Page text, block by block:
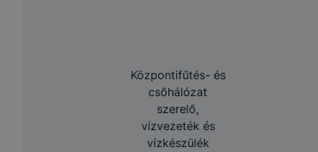
Központifűtés- és
csőhálózat
szerelő,
vízvezeték és
vízkészülék